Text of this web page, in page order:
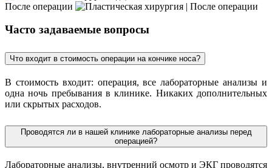
После операции
Часто задаваемые вопросы
Что входит в стоимость операции на кончике носа?
В стоимость входит: операция, все лабораторные анализы и
одна ночь пребывания в клинике. Никаких дополнительных
или скрытых расходов.
Проводятся ли в нашей клинике лабораторные анализы перед
операцией?
Лабораторные анализы, внутренний осмотр и ЭКГ проводятся